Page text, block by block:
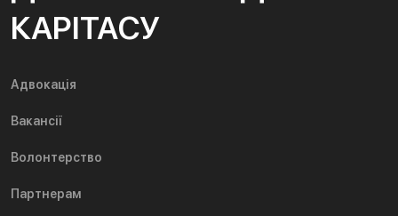
КАРІТАСУ
Адвокація
Вакансії
Волонтерство
Партнерам